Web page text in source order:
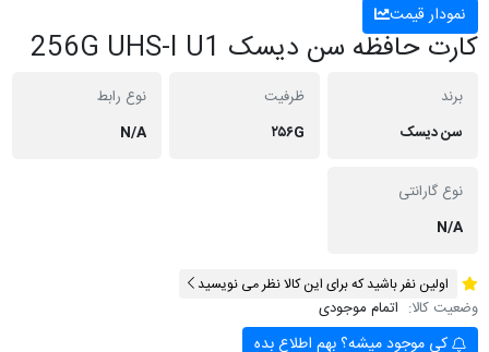
نمودار قیمت
کارت حافظه سن دیسک 256G UHS-I U1
برند
سن دیسک
ظرفیت
۲۵۶G
نوع رابط
N/A
نوع گارانتی
N/A
اولین نفر باشید که برای این کالا نظر می نویسید
وضعیت کالا: اتمام موجودی
کی موجود میشه؟ بهم اطلاع بده